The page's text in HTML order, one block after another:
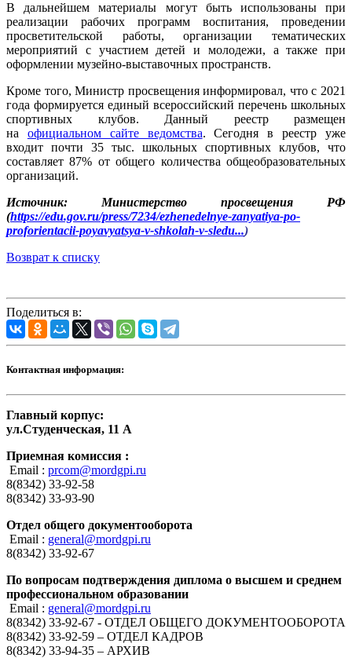
В дальнейшем материалы могут быть использованы при
реализации рабочих программ воспитания, проведении
просветительской работы, организации тематических
мероприятий с участием детей и молодежи, а также при
оформлении музейно-выставочных пространств.
Кроме того, Министр просвещения информировал, что с 2021
года формируется единый всероссийский перечень школьных
спортивных клубов. Данный реестр размещен
на официальном сайте ведомства. Сегодня в реестр уже
входит почти 35 тыс. школьных спортивных клубов, что
составляет 87% от общего количества общеобразовательных
организаций.
Источник: Министерство просвещения РФ
(https://edu.gov.ru/press/7234/ezhenedelnye-zanyatiya-po-
proforientacii-poyavyatsya-v-shkolah-v-sledu...)
Возврат к списку
Поделиться в:
Контактная информация:
Главный корпус:
ул.Студенческая, 11 А
Приемная комиссия :
Email : prcom@mordgpi.ru
8(8342) 33-92-58
8(8342) 33-93-90
Отдел общего документооборота
Email : general@mordgpi.ru
8(8342) 33-92-67
По вопросам подтверждения диплома о высшем и среднем
профессиональном образовании
Email : general@mordgpi.ru
8(8342) 33-92-67 - ОТДЕЛ ОБЩЕГО ДОКУМЕНТООБОРОТА
8(8342) 33-92-59 – ОТДЕЛ КАДРОВ
8(8342) 33-94-35 – АРХИВ